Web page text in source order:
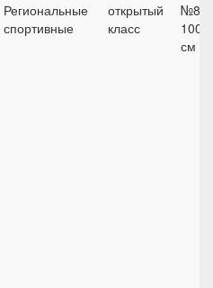
Региональные
спортивные
открытый
класс
№8,
100
см